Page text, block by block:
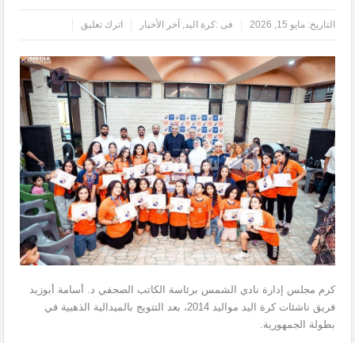
التاريخ:مايو 15, 2026 فى :كرة اليد, آخر الأخبار اترك تعليق
كرم مجلس إدارة نادي الشمس برئاسة الكاتب الصحفي د. أسامة أبوزيد
فريق ناشئات كرة اليد مواليد 2014، بعد التتويج بالميدالية الذهبية في
بطولة الجمهورية.